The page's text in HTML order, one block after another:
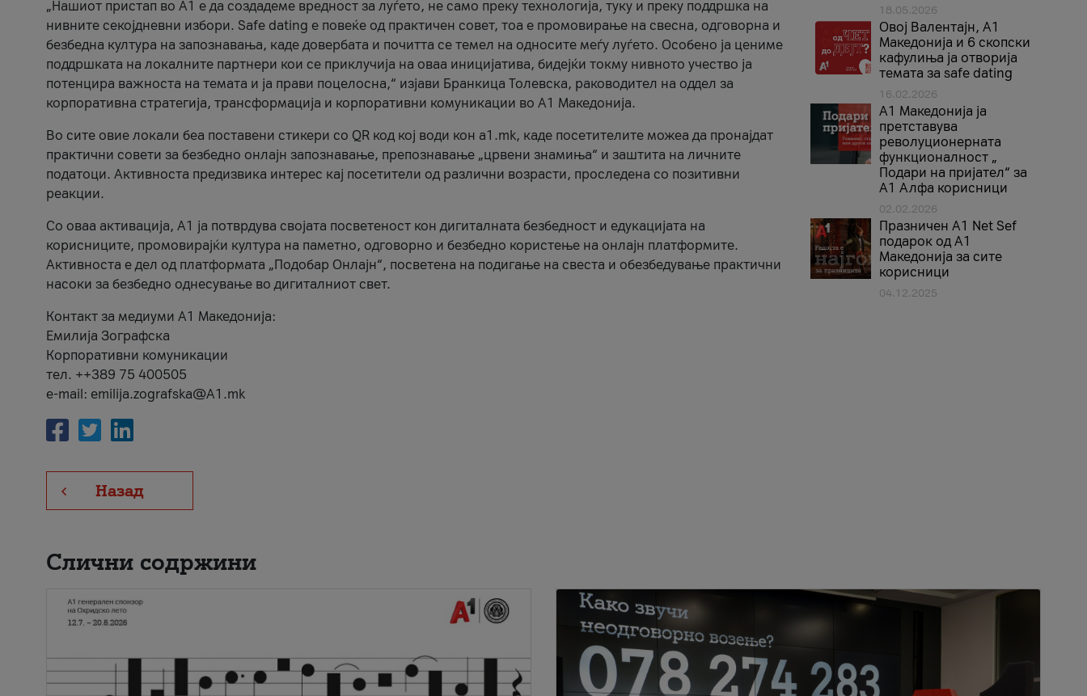
„Нашиот пристап во А1 е да создадеме вредност за луѓето, не само преку технологија, туку и преку поддршка на
нивните секојдневни избори. Safe dating е повеќе од практичен совет, тоа е промовирање на свесна, одговорна и
безбедна култура на запознавања, каде довербата и почитта се темел на односите меѓу луѓето. Особено ја цениме
поддршката на локалните партнери кои се приклучија на оваа иницијатива, бидејќи токму нивното учество ја
потенцира важноста на темата и ја прави поцелосна,“ изјави Бранкица Толевска, раководител на оддел за
корпоративна стратегија, трансформација и корпоративни комуникации во А1 Македонија.
Во сите овие локали беа поставени стикери со QR код кој води кон a1.mk, каде посетителите можеа да пронајдат
практични совети за безбедно онлајн запознавање, препознавање „црвени знамиња“ и заштита на личните
податоци. Активноста предизвика интерес кај посетители од различни возрасти, проследена со позитивни
реакции.
Со оваа активација, А1 ја потврдува својата посветеност кон дигиталната безбедност и едукацијата на
корисниците, промовирајќи култура на паметно, одговорно и безбедно користење на онлајн платформите.
Активноста е дел од платформата „Подобар Онлајн“, посветена на подигање на свеста и обезбедување практични
насоки за безбедно однесување во дигиталниот свет.
Контакт за медиуми А1 Македонија:
Емилија Зографска
Корпоративни комуникации
тел. ++389 75 400505
e-mail: emilija.zografska@A1.mk
Назад
18.05.2026
Овој Валентајн, A1
Македонија и 6 скопски
кафулиња ја отворија
темата за safe dating
16.02.2026
А1 Македонија ја
претставува
револуционерната
функционалност „
Подари на пријател“ за
А1 Алфа корисници
02.02.2026
Празничен A1 Net Sеf
подарок од А1
Македонија за сите
корисници
04.12.2025
Слични содржини